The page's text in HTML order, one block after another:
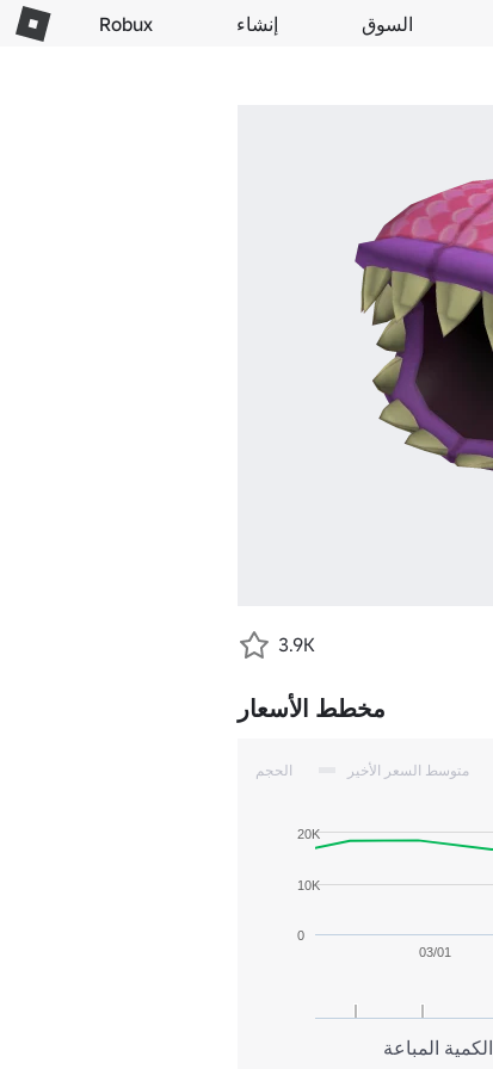
السوق إنشاء Robux
3.9K
مخطط الأسعار
متوسط السعر الأخير الحجم
03/01
0
10K
20K
الكمية المباعة